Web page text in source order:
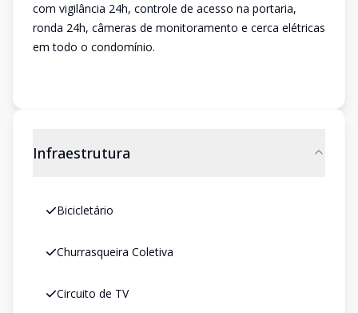
com vigilância 24h, controle de acesso na portaria,
ronda 24h, câmeras de monitoramento e cerca elétricas
em todo o condomínio.
Infraestrutura
Bicicletário
Churrasqueira Coletiva
Circuito de TV